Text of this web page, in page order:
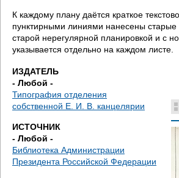
д
е
с
ь
К каждому плану даётся краткое
пунктирными линиями нанесены старые
старой нерегулярной планировкой и с
указывается отдельно на каждом листе.
ИЗДАТЕЛЬ
- Любой -
Типография отделения
собственной Е. И. В. канцелярии
ИСТОЧНИК
- Любой -
Библиотека Администрации
Президента Российской Федерации